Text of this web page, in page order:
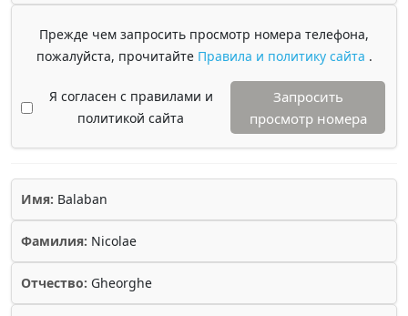
Прежде чем запросить просмотр номера телефона,
пожалуйста, прочитайте Правила и политику сайта .
Я согласен с правилами и
политикой сайта
Запросить
просмотр номера
Имя: Balaban
Фамилия: Nicolae
Отчество: Gheorghe